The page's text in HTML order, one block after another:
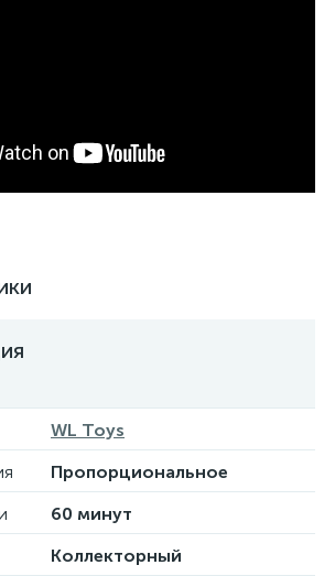
WL Toys
Пропорциональное
60 минут
Коллекторный